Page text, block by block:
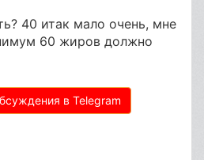
40 итак мало очень, мне
60 жиров должно
в Telegram